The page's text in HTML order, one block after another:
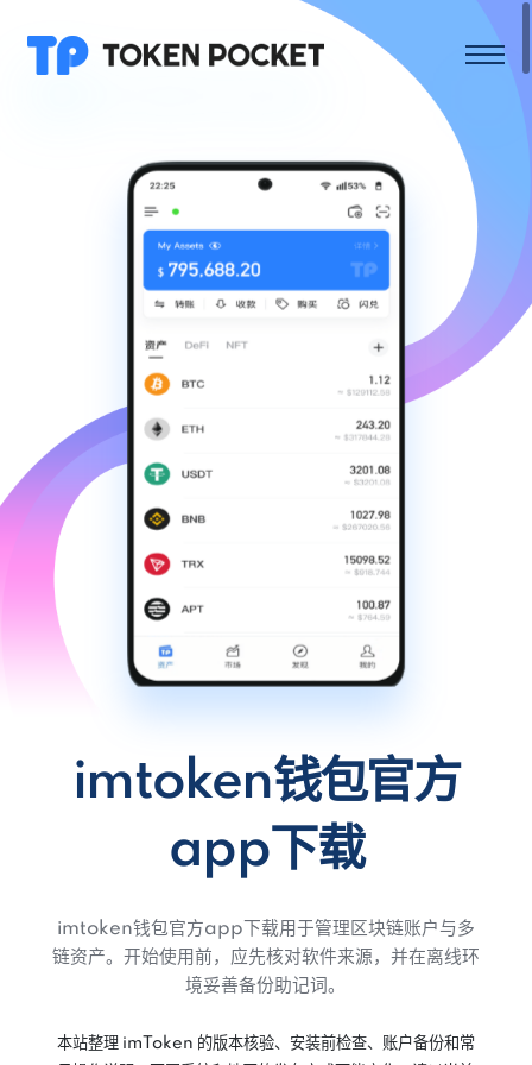
imtoken钱包官方
app下载
imtoken钱包官方app下载用于管理区块链账户与多
链资产。开始使用前，应先核对软件来源，并在离线环
境妥善备份助记词。
本站整理 imToken 的版本核验、安装前检查、账户备份和常